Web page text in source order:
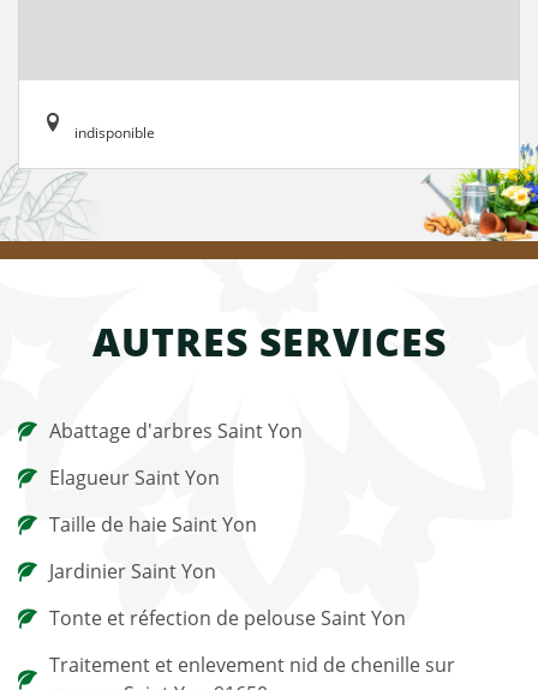
indisponible
AUTRES SERVICES
Abattage d'arbres Saint Yon
Elagueur Saint Yon
Taille de haie Saint Yon
Jardinier Saint Yon
Tonte et réfection de pelouse Saint Yon
Traitement et enlevement nid de chenille sur